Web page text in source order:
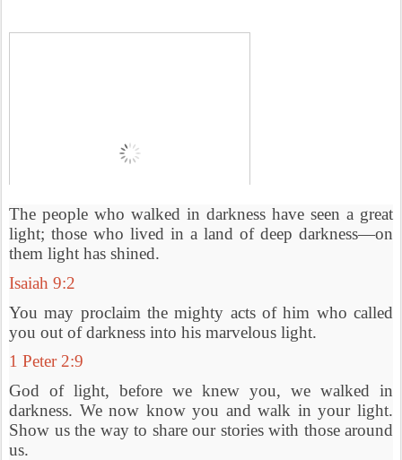
The people who walked in darkness have seen a great
light; those who lived in a land of deep darkness—on
them light has shined.
Isaiah 9:2
You may proclaim the mighty acts of him who called
you out of darkness into his marvelous light.
1 Peter 2:9
God of light, before we knew you, we walked in
darkness. We now know you and walk in your light.
Show us the way to share our stories with those around
us.